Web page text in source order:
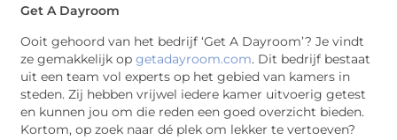
Get A Dayroom
Ooit gehoord van het bedrijf ‘Get A Dayroom’? Je vindt
ze gemakkelijk opgetadayroom.com. Dit bedrijf bestaat
uit een team vol experts op het gebied van kamers in
steden. Zij hebben vrijwel iedere kamer uitvoerig getest
en kunnen jou om die reden een goed overzicht bieden.
Kortom, op zoek naar dé plek om lekker te vertoeven?